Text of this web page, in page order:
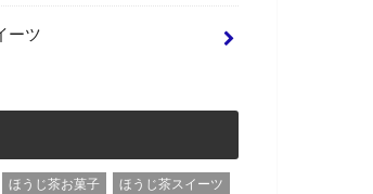
ーツ
ほうじ茶お菓子
ほうじ茶スイーツ